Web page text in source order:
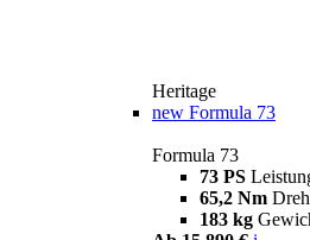
Heritage
new Formula 73
Formula 73
73 PS
65,2 Nm
183 kg